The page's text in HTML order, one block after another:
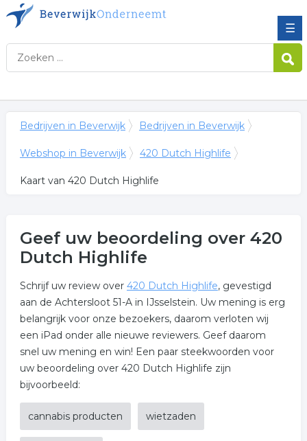
☰
Bedrijven in Beverwijk Bedrijven in Beverwijk
Webshop in Beverwijk 420 Dutch Highlife
Kaart van 420 Dutch Highlife
Geef uw beoordeling over 420
Dutch Highlife
Schrijf uw review over 420 Dutch Highlife, gevestigd
aan de Achtersloot 51-A in IJsselstein. Uw mening is erg
belangrijk voor onze bezoekers, daarom verloten wij
een iPad onder alle nieuwe reviewers. Geef daarom
snel uw mening en win! Een paar steekwoorden voor
uw beoordeling over 420 Dutch Highlife zijn
bijvoorbeeld:
cannabis producten wietzaden